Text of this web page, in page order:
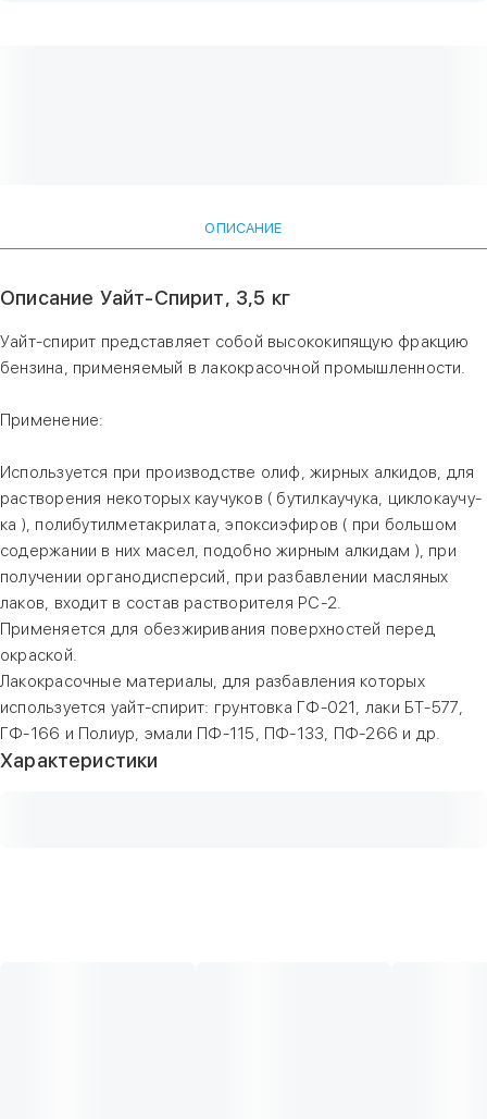
ОПИСАНИЕ
Описание Уайт-Спирит, 3,5 кг
Уайт-спирит представляет собой высококипящую фракцию
бензина, применяемый в лакокрасочной промышленности.
Применение:
Используется при производстве олиф, жирных алкидов, для
растворения некоторых каучуков ( бутилкаучука, циклокаучу-
ка ), полибутилметакрилата, эпоксиэфиров ( при большом
содержании в них масел, подобно жирным алкидам ), при
получении органодисперсий, при разбавлении масляных
лаков, входит в состав растворителя РС-2.
Применяется для обезжиривания поверхностей перед
окраской.
Лакокрасочные материалы, для разбавления которых
используется уайт-спирит: грунтовка ГФ-021, лаки БТ-577,
ГФ-166 и Полиур, эмали ПФ-115, ПФ-133, ПФ-266 и др.
Характеристики